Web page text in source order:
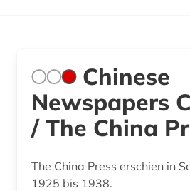
Chinese
Newspapers
/ The China
The China Press erschien in
1925 bis 1938.